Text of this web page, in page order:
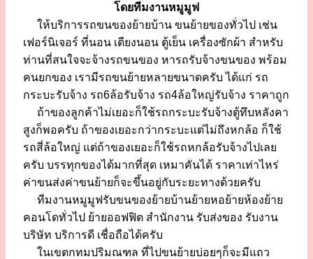
โดยทีมงานหมูมูฟ
ให้บริการรถขนของย้ายบ้าน ขนย้ายของทั่วไป เช่น
เฟอร์นิเจอร์ ที่นอน เตียงนอน ตู้เย็น เครื่องซักผ้า สำหรับ
ท่านที่สนใจจะจ้างรถขนของ หารถรับจ้างขนของ พร้อม
คนยกของ เรามีรถขนย้ายหลายขนาดครับ ได้แก่ รถ
กระบะรับจ้าง รถ6ล้อรับจ้าง รถ4ล้อใหญ่รับจ้าง ราคาถูก
ถ้าของลูกค้าไม่เยอะก็ใช้รถกระบะรับจ้างตู้ทึบหลังคา
สูงก็พอครับ ถ้าของเยอะกว่ากระบะแต่ไม่ถึงหกล้อ ก็ใช้
รถสี่ล้อใหญ่ แต่ถ้าของเยอะก็ใช้รถหกล้อรับจ้างไปเลย
ครับ บรรทุกของได้มากที่สุด เหมาคันได้ ราคาเท่าไหร่
ค่าขนส่งค่าขนย้ายก็จะขึ้นอยู่กับระยะทางด้วยครับ
ทีมงานหมูมูฟรับขนของย้ายบ้านย้ายหอย้ายห้องย้าย
คอนโดทั่วไป ย้ายออฟฟิต สำนักงาน รับส่งของ รับงาน
บริษัท บริการดี เชื่อถือได้ครับ
ในเขตกทมปริมณฑล ที่ไปขนย้ายบ่อยๆก็จะมีแถว